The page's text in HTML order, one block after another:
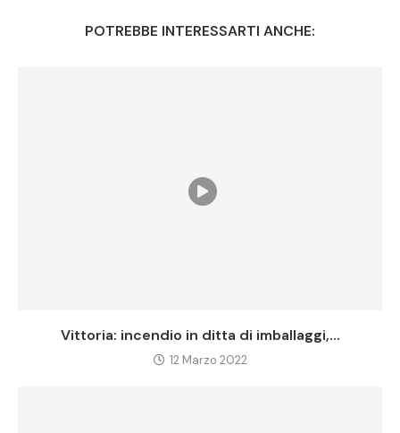
POTREBBE INTERESSARTI ANCHE:
Vittoria: incendio in ditta di imballaggi,...
12 Marzo 2022